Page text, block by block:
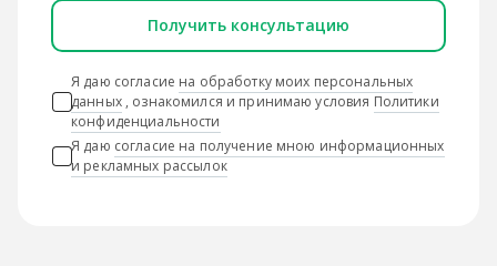
Получить консультацию
Я даю согласие на обработку моих персональных
данных, ознакомился и принимаю условия Политики
конфиденциальности
Я даю согласие на получение мною информационных
и рекламных рассылок